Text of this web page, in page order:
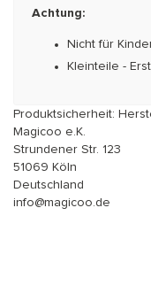
Achtung:
Nicht für
Kleinteile -
Produktsicherheit:
Magicoo e.K.
Strundener Str. 123
51069 Köln
Deutschland
info@magicoo.de